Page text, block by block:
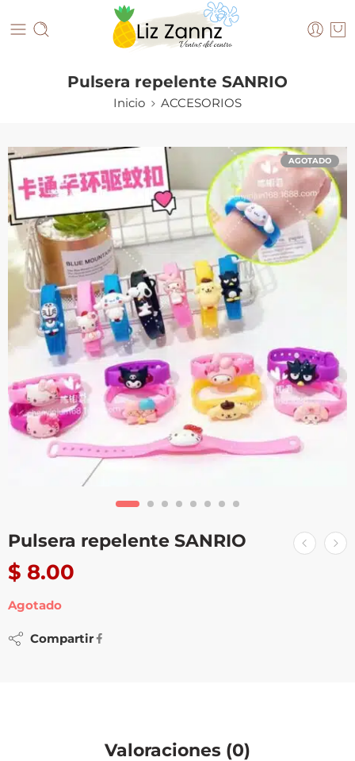
Pulsera repelente SANRIO
Inicio ACCESORIOS
AGOTADO
Pulsera repelente SANRIO
$ 8.00
Agotado
Compartir
Valoraciones (0)